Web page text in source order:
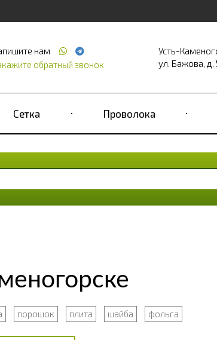
нам
обратный звонок
Усть-
ул. Бажова, д.
Сетка Проволока
порошок плита шайба фольга